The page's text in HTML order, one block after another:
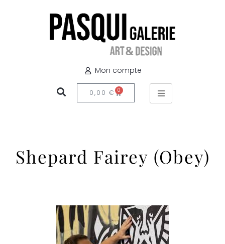
Mon compte
0,00 € 0
Shepard Fairey (Obey)